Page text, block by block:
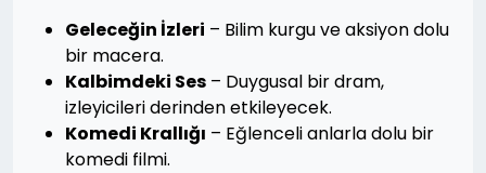
Geleceğin İzleri – Bilim kurgu ve aksiyon dolu
bir macera.
Kalbimdeki Ses – Duygusal bir dram,
izleyicileri derinden etkileyecek.
Komedi Krallığı – Eğlenceli anlarla dolu bir
komedi filmi.